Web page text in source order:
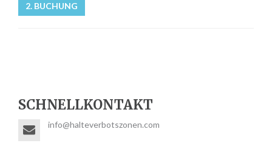
2. BUCHUNG
SCHNELLKONTAKT
info@halteverbotszonen.com